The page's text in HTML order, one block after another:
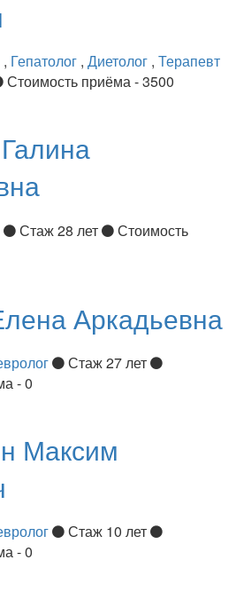
, Гепатолог , Диетолог , Терапевт
Стоимость приёма - 3500
Галина
Стаж 28 лет
Стоимость
Аркадьевна
Стаж 27 лет
- 0
Максим
Стаж 10 лет
- 0